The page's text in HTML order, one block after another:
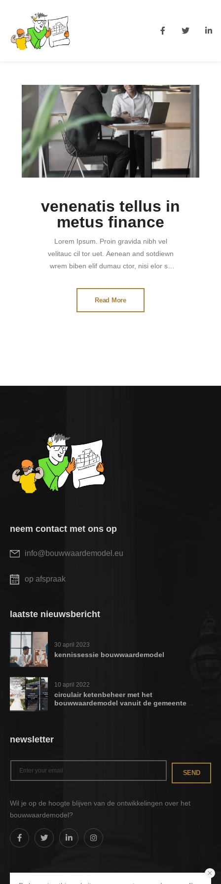
venenatis tellus in
metus finance
Lorem Ipsum. Proin gravida nibh vel
velitauc cil tor uet. Aenean and sotdiewn
wrem biben elif dumau ctor, nisi elor sit
nibh id elit. Duis sed odisit
Read More
neem contact met ons op
info@bouwwaardemodel.eu
op afspraak
laatste nieuwsbericht
30 april 2023
kennissessie bouwwaardemodel
10 april 2022
circulair ketenbeheer met het
bouwwaardemodel vanuit de gemeente
newsletter
SEND
Wil je op de hoogte blijven van de ontwikkelingen over het
bouwwaardemodel?